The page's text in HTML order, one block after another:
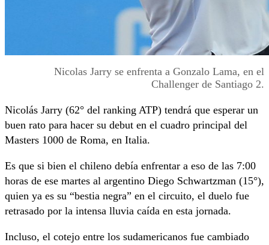
Nicolas Jarry se enfrenta a Gonzalo Lama, en el
Challenger de Santiago 2.
Nicolás Jarry (62° del ranking ATP) tendrá que esperar un
buen rato para hacer su debut en el cuadro principal del
Masters 1000 de Roma, en Italia.
Es que si bien el chileno debía enfrentar a eso de las 7:00
horas de ese martes al argentino Diego Schwartzman (15°),
quien ya es su “bestia negra” en el circuito, el duelo fue
retrasado por la intensa lluvia caída en esta jornada.
Incluso, el cotejo entre los sudamericanos fue cambiado